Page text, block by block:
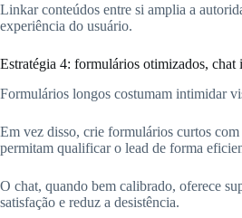
Linkar conteúdos entre si amplia a
experiência do usuário.
Estratégia 4: formulários otimizados, chat
Formulários longos costumam intimidar
Em vez disso, crie formulários curtos com
permitam qualificar o lead de forma
O chat, quando bem calibrado, oferece
satisfação e reduz a desistência.